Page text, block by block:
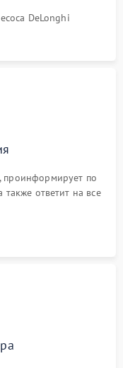
DeLonghi
проинформирует по
ответит на все